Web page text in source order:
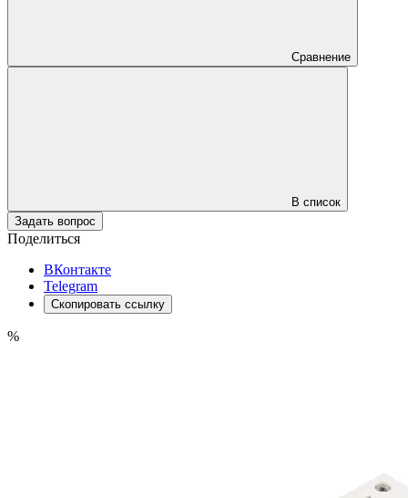
Сравнение
В список
Задать вопрос
Поделиться
ВКонтакте
Telegram
Скопировать ссылку
%